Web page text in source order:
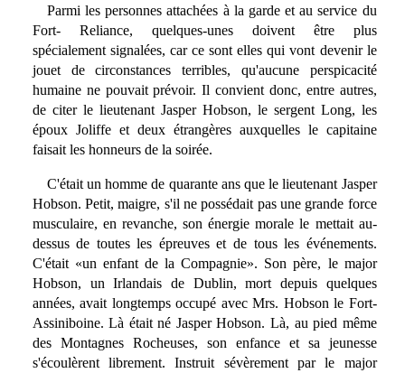
Parmi les personnes attachées à la garde et au service du
Fort- Reliance, quelques-unes doivent être plus
spécialement signalées, car ce sont elles qui vont devenir le
jouet de circonstances terribles, qu'aucune perspicacité
humaine ne pouvait prévoir. Il convient donc, entre autres,
de citer le lieutenant Jasper Hobson, le sergent Long, les
époux Joliffe et deux étrangères auxquelles le capitaine
faisait les honneurs de la soirée.
C'était un homme de quarante ans que le lieutenant Jasper
Hobson. Petit, maigre, s'il ne possédait pas une grande force
musculaire, en revanche, son énergie morale le mettait au-
dessus de toutes les épreuves et de tous les événements.
C'était «un enfant de la Compagnie». Son père, le major
Hobson, un Irlandais de Dublin, mort depuis quelques
années, avait longtemps occupé avec Mrs. Hobson le Fort-
Assiniboine. Là était né Jasper Hobson. Là, au pied même
des Montagnes Rocheuses, son enfance et sa jeunesse
s'écoulèrent librement. Instruit sévèrement par le major